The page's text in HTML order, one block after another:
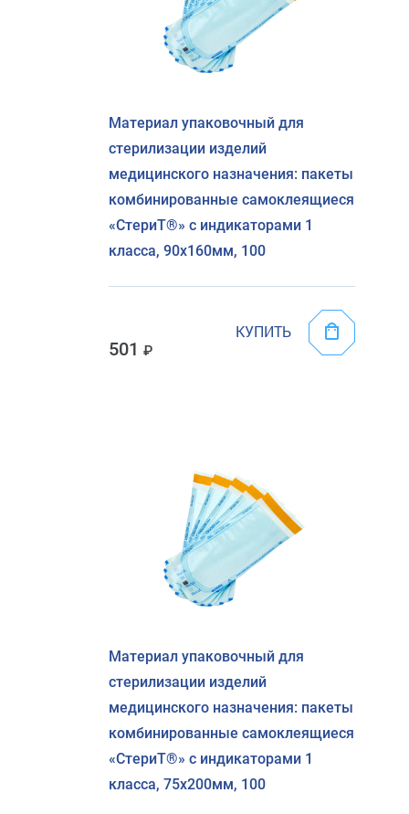
Материал упаковочный для
стерилизации изделий
медицинского назначения: пакеты
комбинированные самоклеящиеся
«СтериТ®» с индикаторами 1
класса, 90х160мм, 100
501
КУПИТЬ
Материал упаковочный для
стерилизации изделий
медицинского назначения: пакеты
комбинированные самоклеящиеся
«СтериТ®» с индикаторами 1
класса, 75х200мм, 100